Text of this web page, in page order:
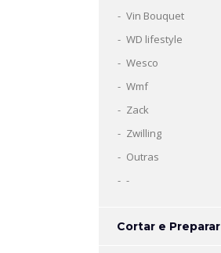
Vin Bouquet
WD lifestyle
Wesco
Wmf
Zack
Zwilling
Outras
-
Cortar e Preparar